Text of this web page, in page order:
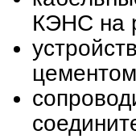
КЭНС на